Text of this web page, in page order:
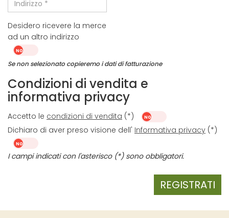
Indirizzo *
Desidero ricevere la merce
ad un altro indirizzo
Se non selezionato copieremo i dati di fatturazione
Condizioni di vendita e
informativa privacy
Accetto le condizioni di vendita (*)
Dichiaro di aver preso visione dell' Informativa privacy (*)
I campi indicati con l'asterisco (*) sono obbligatori.